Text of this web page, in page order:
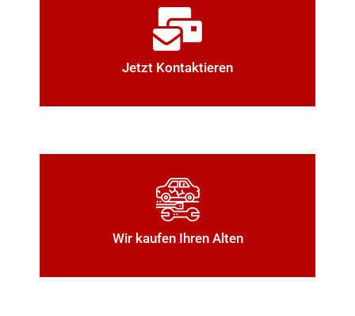
Jetzt Kontaktieren
Wir kaufen Ihren Alten